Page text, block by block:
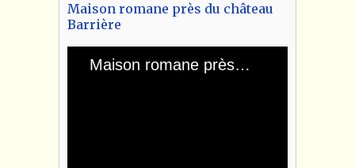
Maison romane près du château
Barrière